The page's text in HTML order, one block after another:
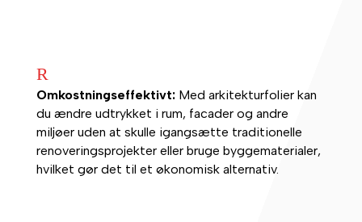
R
Omkostningseffektivt:Med arkitekturfolier kan
du ændre udtrykket i rum, facader og andre
miljøer uden at skulle igangsætte traditionelle
renoveringsprojekter eller bruge byggematerialer,
hvilket gør det til et økonomisk alternativ.